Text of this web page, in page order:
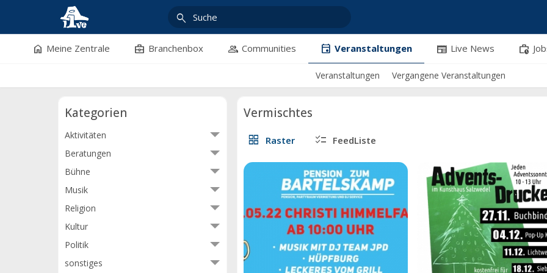
search
home Meine Zentrale business_center Branchenbox group Communities event Veranstaltungen newspaper Live News work_history
Kategorien
Aktivitäten
Beratungen
Bühne
Musik
Religion
Kultur
Politik
sonstiges
Veranstaltungen Vergangene Veranstaltungen
Vermischtes
grid_view Raster checklist FeedListe